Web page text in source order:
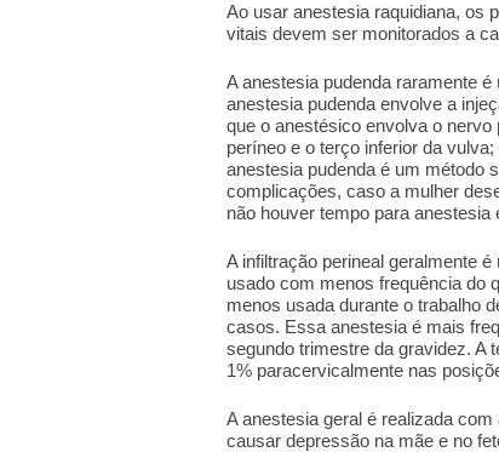
Ao usar anestesia raquidiana, os
vitais devem ser monitorados a
A anestesia pudenda raramente
anestesia pudenda envolve a
que o anestésico envolva o
períneo e o terço inferior da
anestesia pudenda é um método
complicações, caso a mulher
não houver tempo para anestesia
A infiltração perineal geralmente
usado com menos frequência do
menos usada durante o trabalho
casos. Essa anestesia é mais
segundo trimestre da gravidez. A
1% paracervicalmente nas
A anestesia geral é realizada
causar depressão na mãe e no